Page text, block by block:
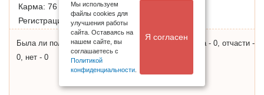
Карма: 76
Регистрация:04.08.2025
Была ли полезна информация, результат опроса: да - 0, отчасти -
0, нет - 0
Мы используем
файлы cookies для
улучшения работы
сайта. Оставаясь на
нашем сайте, вы
соглашаетесь с
Политикой
конфиденциальности
Я согласен